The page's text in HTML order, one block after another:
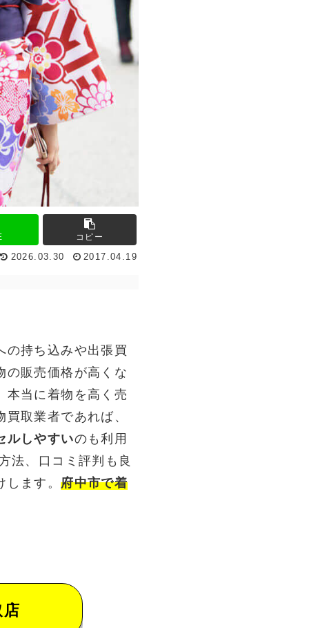
コピー
2026.03.30 2017.04.19
の持ち込みや出張買
の販売価格が高くな
本当に着物を高く売
取業者であれば、
ルしやすいのも利用
法、口コミ評判も良
します。府中市で着